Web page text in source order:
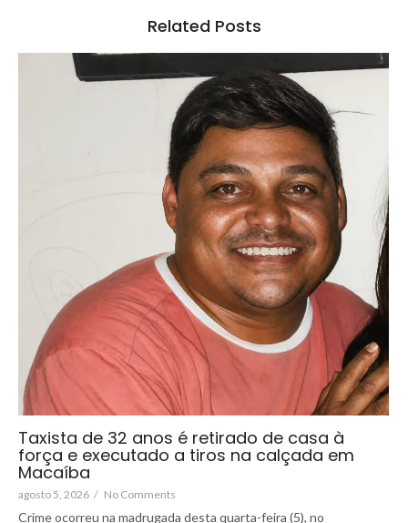
Related Posts
Taxista de 32 anos é retirado de casa à
força e executado a tiros na calçada em
Macaíba
agosto 5, 2026 / No Comments
Crime ocorreu na madrugada desta quarta-feira (5), no